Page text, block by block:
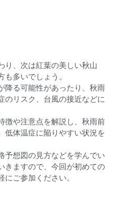
り、次は紅葉の美しい秋山
多いでしょう。
降る可能性があったり、秋雨
のリスク、台風の接近などに
徴や注意点を解説し、秋雨前
低体温症に陥りやすい状況を
予想図の見方などを学んでい
きますので、今回が初めての
ご参加ください。